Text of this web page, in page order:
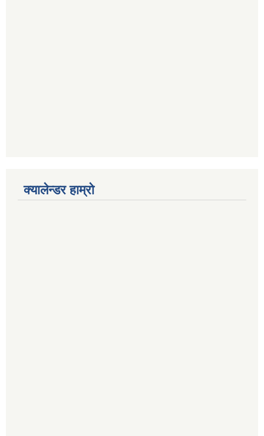
क्यालेन्डर हाम्रो